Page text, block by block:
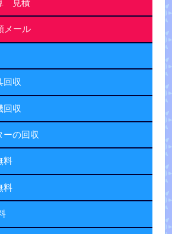
見積
メール
収
回収
ーの回収
料
料